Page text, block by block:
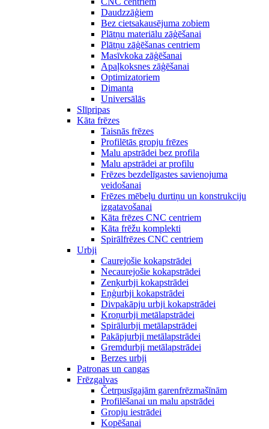
Daudzzāģiem
Bez cietsakausējuma zobiem
Plātņu materiālu zāģēšanai
Plātņu zāģēšanas centriem
Masīvkoka zāģēšanai
Apaļkoksnes zāģēšanai
Optimizatoriem
Dimanta
Universālās
Slīpripas
Kāta frēzes
Taisnās frēzes
Profilētās gropju frēzes
Malu apstrādei bez profila
Malu apstrādei ar profilu
Frēzes bezdelīgastes savienojuma
veidošanai
Frēzes mēbeļu durtiņu un konstrukciju
izgatavošanai
Kāta frēzes CNC centriem
Kāta frēžu komplekti
Spirālfrēzes CNC centriem
Urbji
Caurejošie kokapstrādei
Necaurejošie kokapstrādei
Zenķurbji kokapstrādei
Eņģurbji kokapstrādei
Divpakāpju urbji kokapstrādei
Kroņurbji metālapstrādei
Spirālurbji metālapstrādei
Pakāpjurbji metālapstrādei
Gremdurbji metālapstrādei
Berzes urbji
Patronas un cangas
Frēzgalvas
Četrpusīgajām garenfrēzmašīnām
Profilēšanai un malu apstrādei
Gropju iestrādei
Kopēšanai